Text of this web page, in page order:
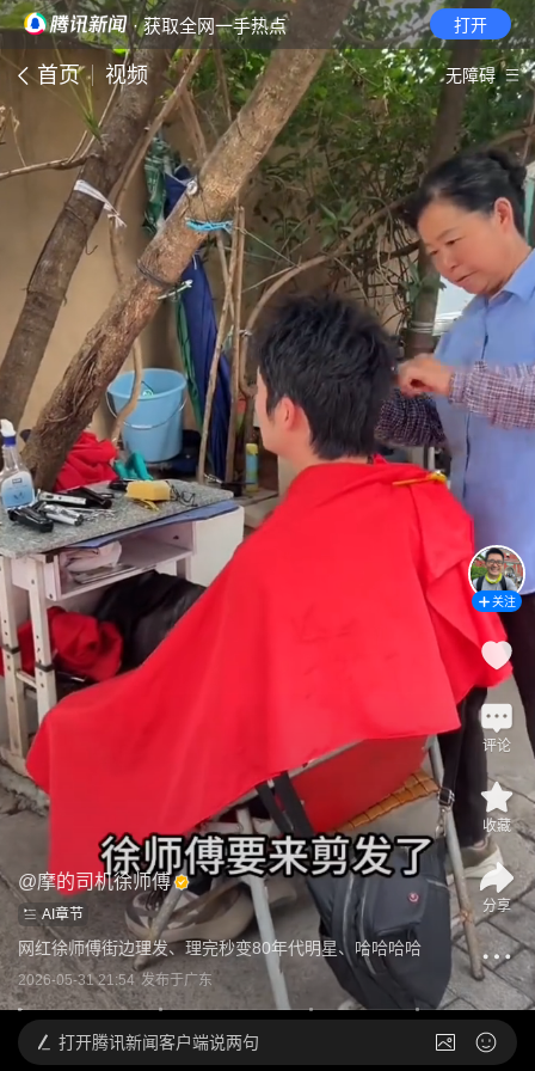
· 获取全网一手热点 打开
首页 视频 无障碍
@摩的司机徐师傅
AI章节
网红徐师傅街边理发、理完秒变80年代明星、哈哈哈哈
2026-05-31 21:54 发布于广东
关注
评论
收藏
分享
打开腾讯新闻客户端说两句